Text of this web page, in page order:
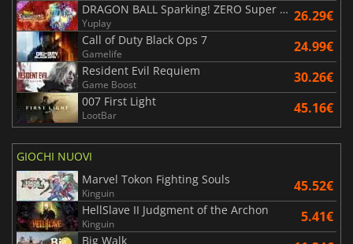
DRAGON BALL Sparking! ZERO Super Limit Breaking NEO
Yuplay 26.29€
Call of Duty Black Ops 7
Gamelife 24.99€
Resident Evil Requiem
Game Boost 30.26€
007 First Light
LootBar 45.16€
GIOCHI NUOVI
Marvel Tokon Fighting Souls
Kinguin 45.52€
HellSlave II Judgment of the Archon
Kinguin 5.41€
Big Walk